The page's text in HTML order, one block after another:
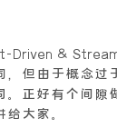
Driven &
，但由于概念过
。正好有个间隙
大家。